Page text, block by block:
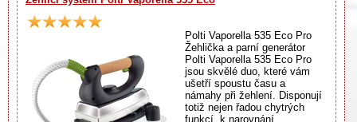
Polti Vaporella 535 Eco Pro
Žehlička a parní generátor
Polti Vaporella 535 Eco Pro
jsou skvělé duo, které vám
ušetří spoustu času a
námahy při žehlení. Disponují
totiž nejen řadou chytrých
funkcí, k narovnání